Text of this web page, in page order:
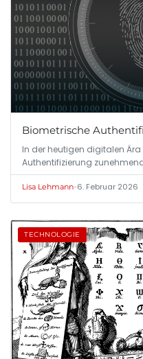
Biometrische
In der heutigen digitalen
Authentifizierung
Lisa Lehmann•6. Februar 2026
TECHNOLOGIE